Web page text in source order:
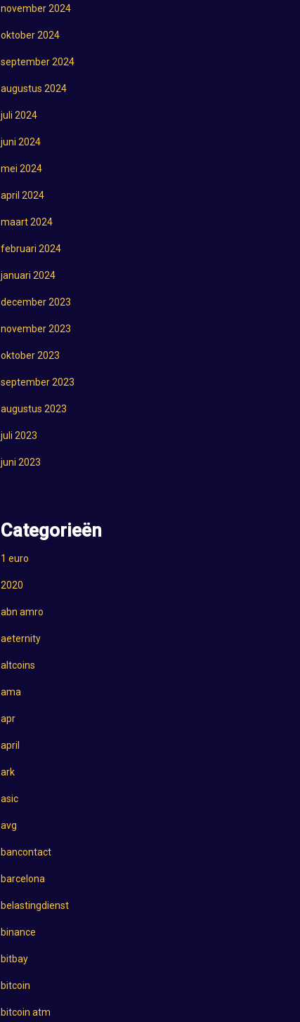
november 2024
oktober 2024
september 2024
augustus 2024
juli 2024
juni 2024
mei 2024
april 2024
maart 2024
februari 2024
januari 2024
december 2023
november 2023
oktober 2023
september 2023
augustus 2023
juli 2023
juni 2023
Categorieën
1 euro
2020
abn amro
aeternity
altcoins
ama
apr
april
ark
asic
avg
bancontact
barcelona
belastingdienst
binance
bitbay
bitcoin
bitcoin atm